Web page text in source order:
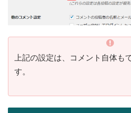
上記の設定は、コメント自体も
す。